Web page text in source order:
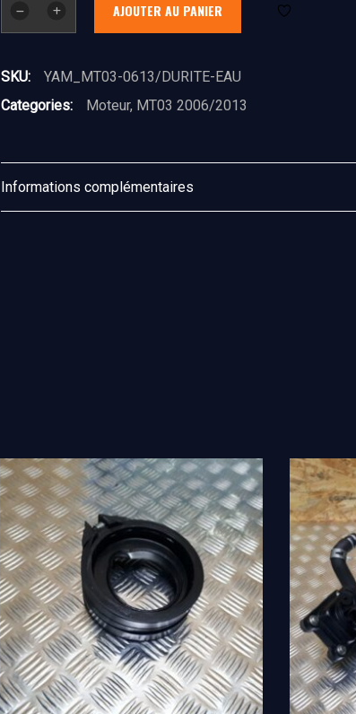
eaux
AJOUTER AU PANIER
SKU:
YAM_MT03-0613/DURITE-EAU
Categories:
Moteur, MT03 2006/2013
Informations complémentaires